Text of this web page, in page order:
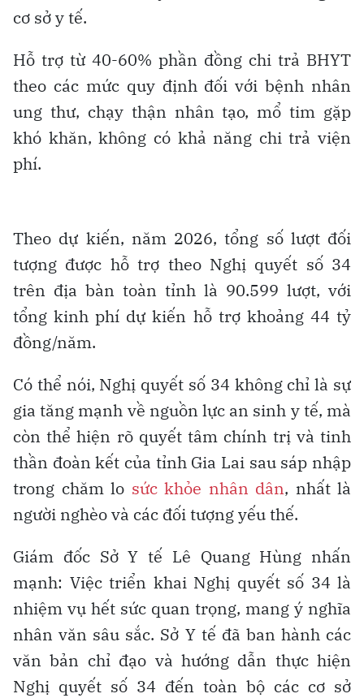
cơ sở y tế.
Hỗ trợ từ 40-60% phần đồng chi trả BHYT
theo các mức quy định đối với bệnh nhân
ung thư, chạy thận nhân tạo, mổ tim gặp
khó khăn, không có khả năng chi trả viện
phí.
Theo dự kiến, năm 2026, tổng số lượt đối
tượng được hỗ trợ theo Nghị quyết số 34
trên địa bàn toàn tỉnh là 90.599 lượt, với
tổng kinh phí dự kiến hỗ trợ khoảng 44 tỷ
đồng/năm.
Có thể nói, Nghị quyết số 34 không chỉ là sự
gia tăng mạnh về nguồn lực an sinh y tế, mà
còn thể hiện rõ quyết tâm chính trị và tinh
thần đoàn kết của tỉnh Gia Lai sau sáp nhập
trong chăm lo sức khỏe nhân dân, nhất là
người nghèo và các đối tượng yếu thế.
Giám đốc Sở Y tế Lê Quang Hùng nhấn
mạnh: Việc triển khai Nghị quyết số 34 là
nhiệm vụ hết sức quan trọng, mang ý nghĩa
nhân văn sâu sắc. Sở Y tế đã ban hành các
văn bản chỉ đạo và hướng dẫn thực hiện
Nghị quyết số 34 đến toàn bộ các cơ sở